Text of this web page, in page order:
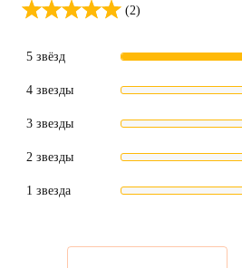
(2)
5 звёзд
4 звезды
3 звезды
2 звезды
1 звезда